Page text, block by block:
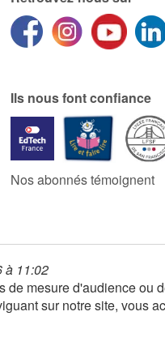
Ils nous font confiance
Nos abonnés témoignent
à 11:02
de mesure d'audience
sur notre site, vous